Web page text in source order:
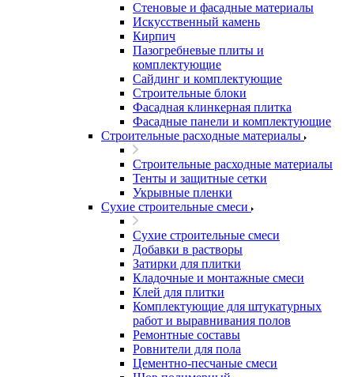
Стеновые и фасадные материалы
Искусственный камень
Кирпич
Пазогребневые плиты и
комплектующие
Сайдинг и комплектующие
Строительные блоки
Фасадная клинкерная плитка
Фасадные панели и комплектующие
Строительные расходные материалы
Строительные расходные материалы
Тенты и защитные сетки
Укрывные пленки
Сухие строительные смеси
Сухие строительные смеси
Добавки в растворы
Затирки для плитки
Кладочные и монтажные смеси
Клей для плитки
Комплектующие для штукатурных
работ и выравнивания полов
Ремонтные составы
Ровнители для пола
Цементно-песчаные смеси